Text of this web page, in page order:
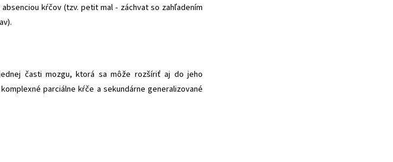
kŕčov (tzv. petit mal - záchvat so zahľadením
časti mozgu, ktorá sa môže rozšíriť aj do jeho
parciálne kŕče a sekundárne generalizované